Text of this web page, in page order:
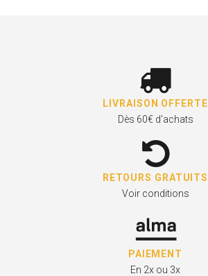
LIVRAISON OFFERTE
Dès 60€ d'achats
RETOURS GRATUITS
Voir conditions
PAIEMENT
En 2x ou 3x